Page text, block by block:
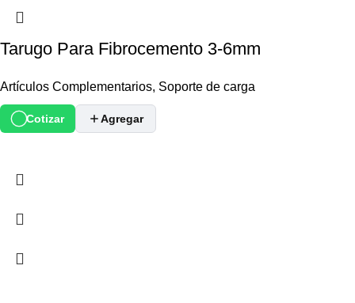
Tarugo Para Fibrocemento 3-6mm
Artículos Complementarios, Soporte de carga
Cotizar Agregar